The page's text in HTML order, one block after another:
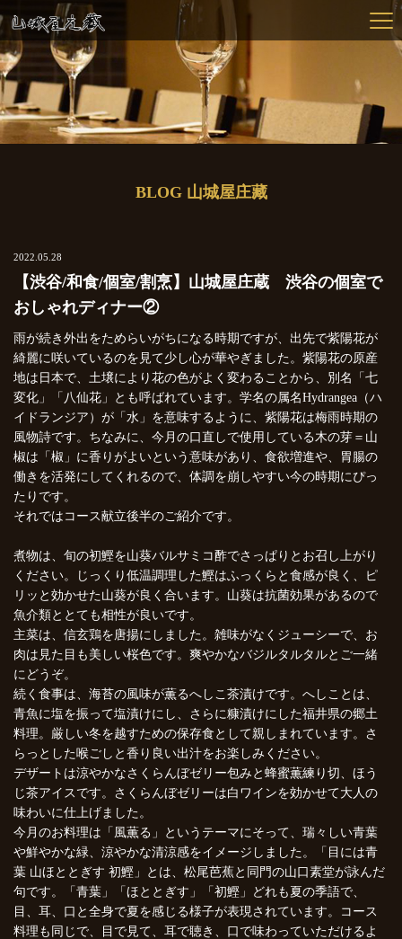
BLOG 山城屋庄藏
2022.05.28
【渋谷/和食/個室/割烹】山城屋庄蔵 渋谷の個室で
おしゃれディナー②
雨が続き外出をためらいがちになる時期ですが、出先で紫陽花が
綺麗に咲いているのを見て少し心が華やぎました。紫陽花の原産
地は日本で、土壌により花の色がよく変わることから、別名「七
変化」「八仙花」とも呼ばれています。学名の属名Hydrangea（ハ
イドランジア）が「水」を意味するように、紫陽花は梅雨時期の
風物詩です。ちなみに、今月の口直しで使用している木の芽＝山
椒は「椒」に香りがよいという意味があり、食欲増進や、胃腸の
働きを活発にしてくれるので、体調を崩しやすい今の時期にぴっ
たりです。
それではコース献立後半のご紹介です。
煮物は、旬の初鰹を山葵バルサミコ酢でさっぱりとお召し上がり
ください。じっくり低温調理した鰹はふっくらと食感が良く、ピ
リッと効かせた山葵が良く合います。山葵は抗菌効果があるので
魚介類ととても相性が良いです。
主菜は、信玄鶏を唐揚にしました。雑味がなくジューシーで、お
肉は見た目も美しい桜色です。爽やかなバジルタルタルとご一緒
にどうぞ。
続く食事は、海苔の風味が薫るへしこ茶漬けです。へしことは、
青魚に塩を振って塩漬けにし、さらに糠漬けにした福井県の郷土
料理。厳しい冬を越すための保存食として親しまれています。さ
らっとした喉ごしと香り良い出汁をお楽しみください。
デザートは涼やかなさくらんぼゼリー包みと蜂蜜薫練り切、ほう
じ茶アイスです。さくらんぼゼリーは白ワインを効かせて大人の
味わいに仕上げました。
今月のお料理は「風薫る」というテーマにそって、瑞々しい青葉
や鮮やかな緑、涼やかな清涼感をイメージしました。「目には青
葉 山ほととぎす 初鰹」とは、松尾芭蕉と同門の山口素堂が詠んだ
句です。「青葉」「ほととぎす」「初鰹」どれも夏の季語で、
目、耳、口と全身で夏を感じる様子が表現されています。コース
料理も同じで、目で見て、耳で聴き、口で味わっていただけるよ